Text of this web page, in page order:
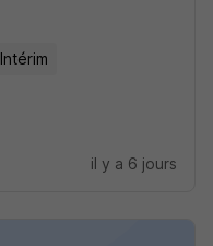
Intérim
il y a 6 jours